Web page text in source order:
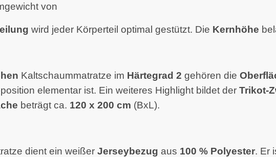
von
wird jeder Körperteil optimal gestützt. Die Kernhöhe
Kaltschaummatratze im Härtegrad 2 gehören die
elementar ist. Ein weiteres Highlight bildet der Trikot-
beträgt ca. 120 x 200 cm (BxL).
dient ein weißer Jerseybezug aus 100 % Polyester. Er